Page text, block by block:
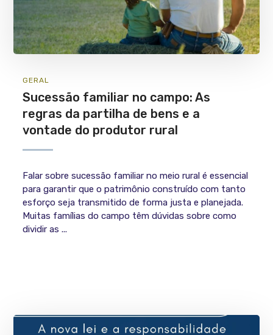
GERAL
Sucessão familiar no campo: As
regras da partilha de bens e a
vontade do produtor rural
Falar sobre sucessão familiar no meio rural é essencial
para garantir que o patrimônio construído com tanto
esforço seja transmitido de forma justa e planejada.
Muitas famílias do campo têm dúvidas sobre como
dividir as ...